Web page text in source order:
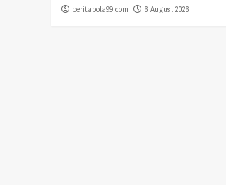
beritabola99.com 6 August 2026